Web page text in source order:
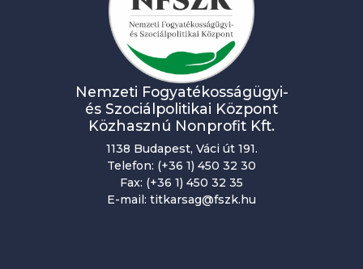
Nemzeti Fogyatékosságügyi-
és Szociálpolitikai Központ
Közhasznú Nonprofit Kft.
1138 Budapest, Váci út 191.
Telefon: (+36 1) 450 32 30
Fax: (+36 1) 450 32 35
E-mail: titkarsag@fszk.hu